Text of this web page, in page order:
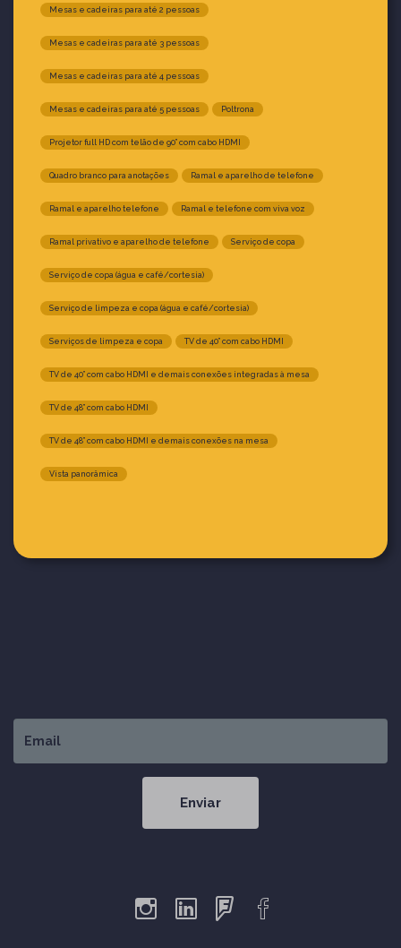
Mesas e cadeiras para até 2 pessoas
Mesas e cadeiras para até 3 pessoas
Mesas e cadeiras para até 4 pessoas
Mesas e cadeiras para até 5 pessoas Poltrona
Projetor full HD com telão de 90” com cabo HDMI
Quadro branco para anotações Ramal e aparelho de telefone
Ramal e aparelho telefone Ramal e telefone com viva voz
Ramal privativo e aparelho de telefone Serviço de copa
Serviço de copa (água e café/cortesia)
Serviço de limpeza e copa (água e café/cortesia)
Serviços de limpeza e copa TV de 40” com cabo HDMI
TV de 40” com cabo HDMI e demais conexões integradas à mesa
TV de 48” com cabo HDMI
TV de 48” com cabo HDMI e demais conexões na mesa
Vista panorâmica